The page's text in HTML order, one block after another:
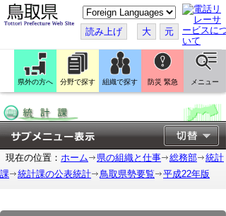
こ
の
ペ
ー
ジ
翻
訳
す
読み上げ 大 元
県外の方へ 分野で探す 組織で探す 防災 緊急 メニュー
現在の位置： ホーム 県の組織と仕事 総務部
統計
課
統計課の公表統計 鳥取県勢要覧 平成22年版